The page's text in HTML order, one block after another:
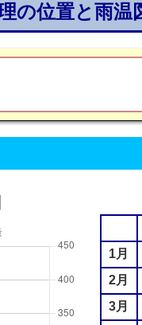
の位置と雨温
1月
2月
3月